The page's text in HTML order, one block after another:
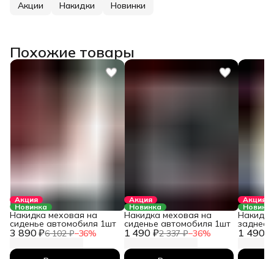
Акции Накидки Новинки
Похожие товары
Акция
Новинка
3 890 ₽6 102 ₽−36%
Накидка меховая на
сиденье автомобиля 1шт
Акция
Новинка
1 490 ₽2 337 ₽−36%
Накидка меховая на
сиденье автомобиля 1шт
Акция
1 490 ₽
заднее